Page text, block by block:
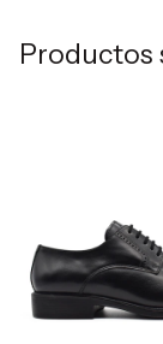
Productos